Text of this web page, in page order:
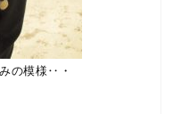
の模様‥・